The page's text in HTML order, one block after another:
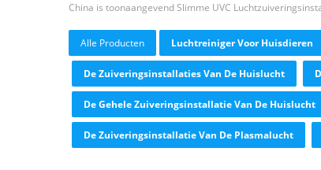
China is toonaangevend Slimme UVC
Alle Producten Luchtreiniger Voor Huisdieren
De Zuiveringsinstallaties Van De Huislucht
De Gehele Zuiveringsinstallatie Van De Huislucht
De Zuiveringsinstallatie Van De Plasmalucht